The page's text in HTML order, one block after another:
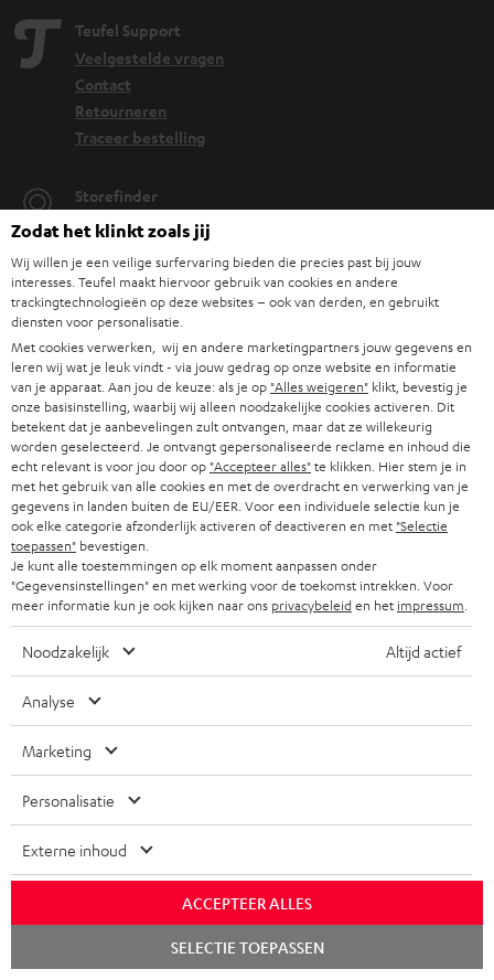
Teufel Support
Veelgestelde vragen
Contact
Retourneren
Traceer bestelling
Storefinder
Beleef onze producten van dichtbij en kom naar de store
TOT
€ 45
KORTING
A
a
n
m
e
l
e
n
o
o
r
n
Kies je korting!
Meld je aan voor de nieuwsbrief en ontvang een
welkomstkado tot € 45
EMAIL
WIDGET
HOME CINEMA SPEAKERS
Bedrijf
Zodat het klinkt zoals jij
Wij willen je een veilige surfervaring bieden die precies past bij jouw
interesses. Teufel maakt hiervoor gebruik van cookies en andere
trackingtechnologieën op deze websites – ook van derden, en gebruikt
diensten voor personalisatie.
Met cookies verwerken, wij en andere marketingpartners jouw gegevens en
leren wij wat je leuk vindt - via jouw gedrag op onze website en informatie
van je apparaat. Aan jou de keuze: als je op "Alles weigeren" klikt, bevestig je
onze basisinstelling, waarbij wij alleen noodzakelijke cookies activeren. Dit
betekent dat je aanbevelingen zult ontvangen, maar dat ze willekeurig
worden geselecteerd. Je ontvangt gepersonaliseerde reclame en inhoud die
echt relevant is voor jou door op "Accepteer alles"te klikken. Hier stem je in
met het gebruik van alle cookies en met de overdracht en verwerking van je
gegevens in landen buiten de EU/EER. Voor een individuele selectie kun je
ook elke categorie afzonderlijk activeren of deactiveren en met "Selectie
toepassen" bevestigen.
Je kunt alle toestemmingen op elk moment aanpassen onder
"Gegevensinstellingen" en met werking voor de toekomst intrekken. Voor
meer informatie kun je ook kijken naar ons privacybeleiden het impressum
Noodzakelijk Altijd actief
Analyse
Marketing
Personalisatie
Externe inhoud
ACCEPTEER ALLES
SELECTIE TOEPASSEN